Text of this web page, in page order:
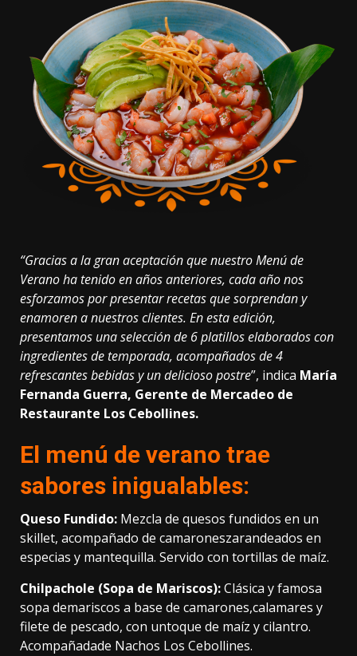
“Gracias a la gran aceptación que nuestro Menú de
Verano ha tenido en años anteriores, cada año nos
esforzamos por presentar recetas que sorprendan y
enamoren a nuestros clientes. En esta edición,
presentamos una selección de 6 platillos elaborados con
ingredientes de temporada, acompañados de 4
refrescantes bebidas y un delicioso postre”, indica María
Fernanda Guerra, Gerente de Mercadeo de
Restaurante Los Cebollines.
El menú de verano trae
sabores inigualables:
Queso Fundido: Mezcla de quesos fundidos en un
skillet, acompañado de camaroneszarandeados en
especias y mantequilla. Servido con tortillas de maíz.
Chilpachole (Sopa de Mariscos):Clásica y famosa
sopa demariscos a base de camarones,calamares y
filete de pescado, con untoque de maíz y cilantro.
Acompañadade Nachos Los Cebollines.